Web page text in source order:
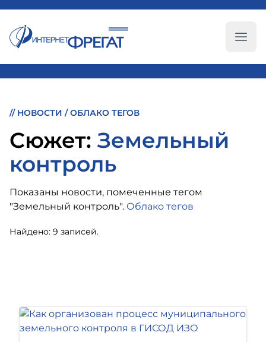
// НОВОСТИ /ОБЛАКО ТЕГОВ
Cюжет: Земельный
контроль
Показаны новости, помеченные тегом
"Земельный контроль". Облако тегов
Найдено: 9 записей.